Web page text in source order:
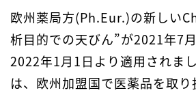
欧州薬局方(Ph.Eur.)の新しい
析目的での天びん”が2021年7月
2022年1月1日より適用されま
は、欧州加盟国で医薬品を取